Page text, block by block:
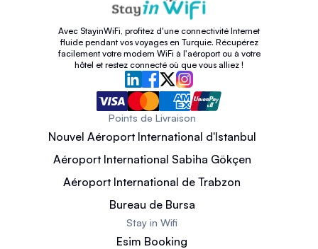
Avec StayinWiFi, profitez d'une connectivité Internet
fluide pendant vos voyages en Turquie. Récupérez
facilement votre modem WiFi à l'aéroport ou à votre
hôtel et restez connecté où que vous alliez !
Points de Livraison
Nouvel Aéroport International d'Istanbul
Aéroport International Sabiha Gökçen
Aéroport International de Trabzon
Bureau de Bursa
Stay in Wifi
Esim Booking